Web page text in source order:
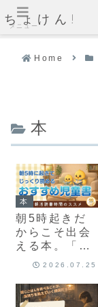
ちょけん!
Home
本
本
朝5時起きだ
からこそ出会
える本。「リ
トル☆バレリ
こうのおばけ
ずかん」年代
2026.07.25
メニュー